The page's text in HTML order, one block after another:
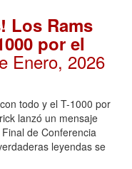
Los Rams
por el
Enero, 2026
todo y el T-1000 por
lanzó un mensaje
de Conferencia
leyendas se